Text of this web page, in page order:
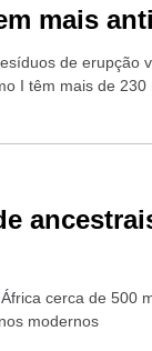
mais
de erupção
I têm mais de 230
cerca de 500
modernos